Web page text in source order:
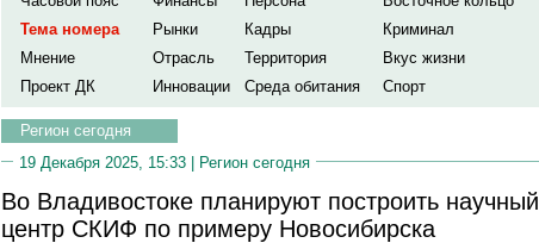
Тема номера
Рынки Кадры
Криминал
Мнение
Отрасль Территория
Вкус жизни
Проект ДК
Инновации Среда обитания Спорт
Регион сегодня
19 Декабря 2025, 15:33 | Регион сегодня
Во Владивостоке планируют построить научный
центр СКИФ по примеру Новосибирска